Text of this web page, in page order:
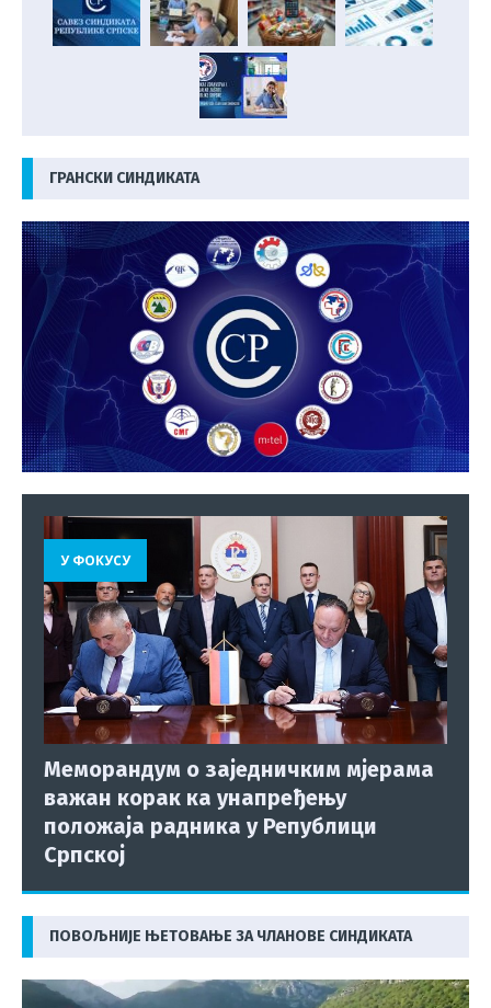
ГРАНСКИ СИНДИКАТА
У ФОКУСУ
Меморандум о заједничким мјерама
важан корак ка унапређењу
положаја радника у Републици
Српској
ПОВОЉНИЈЕ ЊЕТОВАЊЕ ЗА ЧЛАНОВЕ СИНДИКАТА